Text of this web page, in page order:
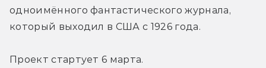
одноимённого фантастического журнала,
который выходил в США с 1926 года.
Проект стартует 6 марта.